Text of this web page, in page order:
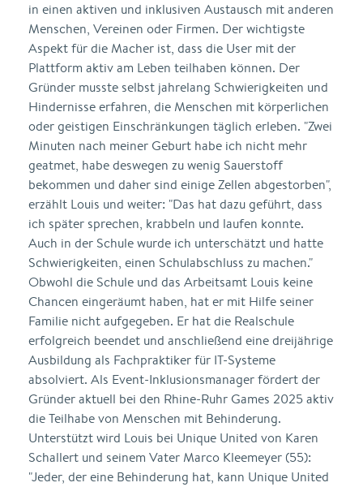
in einen aktiven und inklusiven Austausch mit anderen
Menschen, Vereinen oder Firmen. Der wichtigste
Aspekt für die Macher ist, dass die User mit der
Plattform aktiv am Leben teilhaben können. Der
Gründer musste selbst jahrelang Schwierigkeiten und
Hindernisse erfahren, die Menschen mit körperlichen
oder geistigen Einschränkungen täglich erleben. "Zwei
Minuten nach meiner Geburt habe ich nicht mehr
geatmet, habe deswegen zu wenig Sauerstoff
bekommen und daher sind einige Zellen abgestorben",
erzählt Louis und weiter: "Das hat dazu geführt, dass
ich später sprechen, krabbeln und laufen konnte.
Auch in der Schule wurde ich unterschätzt und hatte
Schwierigkeiten, einen Schulabschluss zu machen."
Obwohl die Schule und das Arbeitsamt Louis keine
Chancen eingeräumt haben, hat er mit Hilfe seiner
Familie nicht aufgegeben. Er hat die Realschule
erfolgreich beendet und anschließend eine dreijährige
Ausbildung als Fachpraktiker für IT-Systeme
absolviert. Als Event-Inklusionsmanager fördert der
Gründer aktuell bei den Rhine-Ruhr Games 2025 aktiv
die Teilhabe von Menschen mit Behinderung.
Unterstützt wird Louis bei Unique United von Karen
Schallert und seinem Vater Marco Kleemeyer (55):
"Jeder, der eine Behinderung hat, kann Unique United